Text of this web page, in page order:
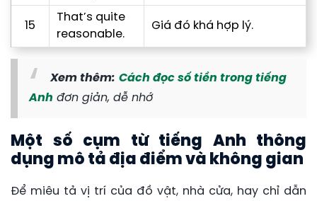
15
That’s quite
reasonable.
Giá đó khá hợp lý.
Xem thêm: Cách đọc số tiền trong tiếng
Anh đơn giản, dễ nhớ
Một số cụm từ tiếng Anh thông
dụng mô tả địa điểm và không gian
Để miêu tả vị trí của đồ vật, nhà cửa, hay chỉ dẫn